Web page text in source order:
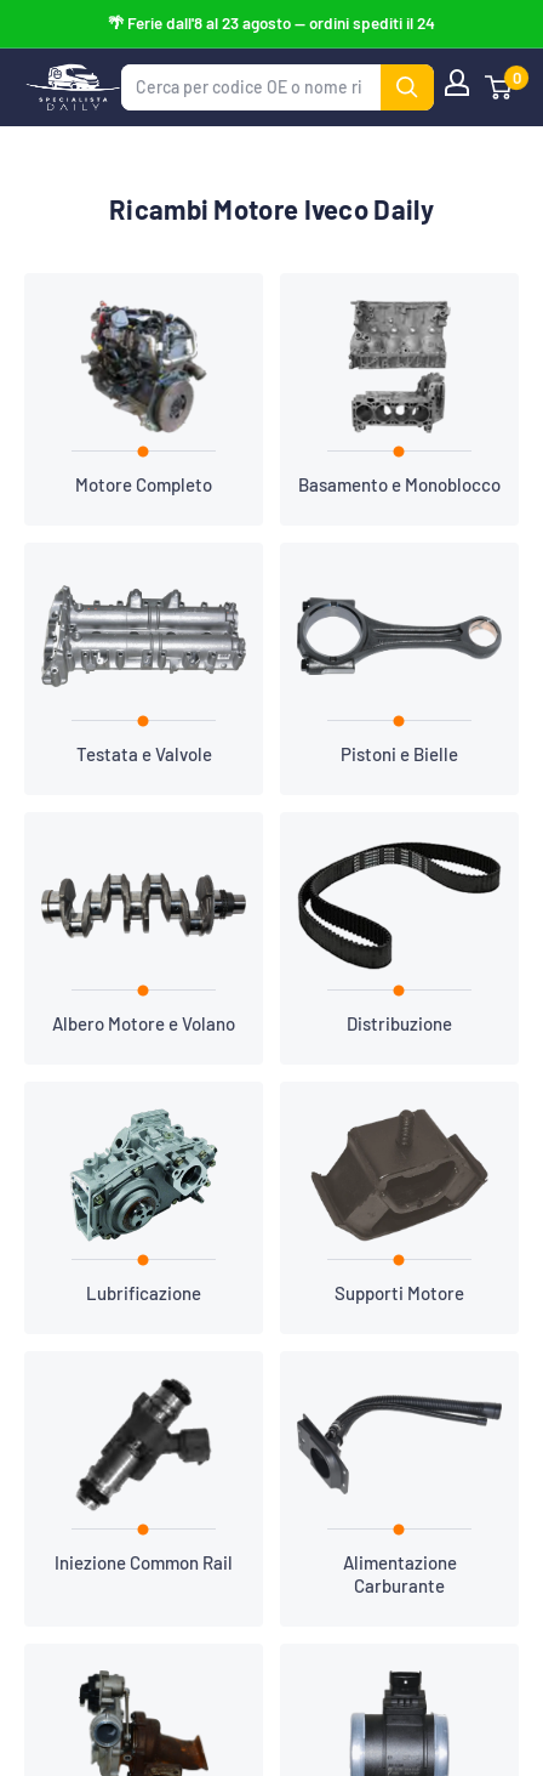
al
contenutoSpecialista
Daily
0
Ricambi Motore Iveco Daily
Motore Completo Basamento e Monoblocco
Testata e Valvole Pistoni e Bielle
Albero Motore e Volano Distribuzione
Lubrificazione Supporti Motore
Iniezione Common Rail
Alimentazione
Carburante